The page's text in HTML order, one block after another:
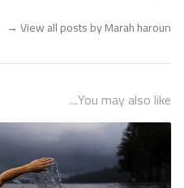
View all posts by Marah haroun
→
You may also like...